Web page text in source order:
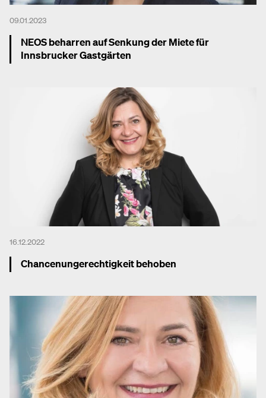
09.01.2023
NEOS beharren auf Senkung der Miete für
Innsbrucker Gastgärten
16.12.2022
Chancenungerechtigkeit behoben